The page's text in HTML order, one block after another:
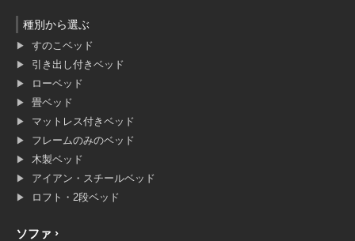
種別から選ぶ
すのこベッド
引き出し付きベッド
ローベッド
畳ベッド
マットレス付きベッド
フレームのみのベッド
木製ベッド
アイアン・スチールベッド
ロフト・2段ベッド
ソファ